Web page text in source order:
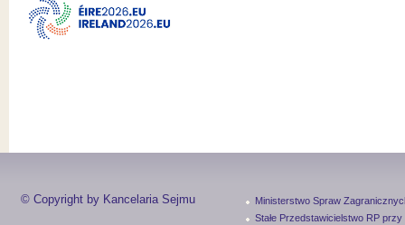
© Copyright by Kancelaria Sejmu
Ministerstwo Spraw
Stałe Przedstawicielstwo RP przy